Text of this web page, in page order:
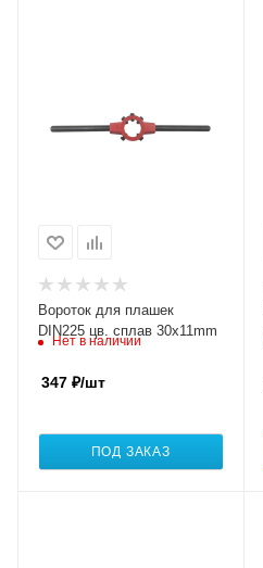
Вороток для плашек
DIN225 цв. сплав 30x11mm
Нет в наличии
347 ₽/шт
ПОД ЗАКАЗ